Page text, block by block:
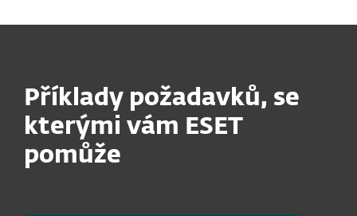
Příklady požadavků, se
kterými vám ESET
pomůže